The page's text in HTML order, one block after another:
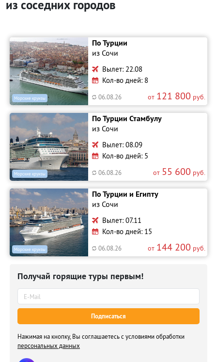
из соседних городов
Морские круизы
По Турции
из Сочи
Вылет: 22.08
Кол-во дней: 8
06.08.26 от 121 800 руб.
Морские круизы
По Турции Стамбулу
из Сочи
Вылет: 08.09
Кол-во дней: 5
06.08.26 от 55 600 руб.
Морские круизы
По Турции и Египту
из Сочи
Вылет: 07.11
Кол-во дней: 15
06.08.26 от 144 200 руб.
Получай горящие туры первым!
Подписаться
Нажимая на кнопку, Вы соглашаетесь с условиями обработки
персональных данных